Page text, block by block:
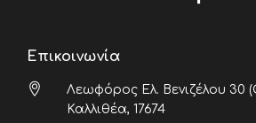
Επικοινωνία
Λεωφόρος Ελ. Βενιζέλου 30
Καλλιθέα, 17674